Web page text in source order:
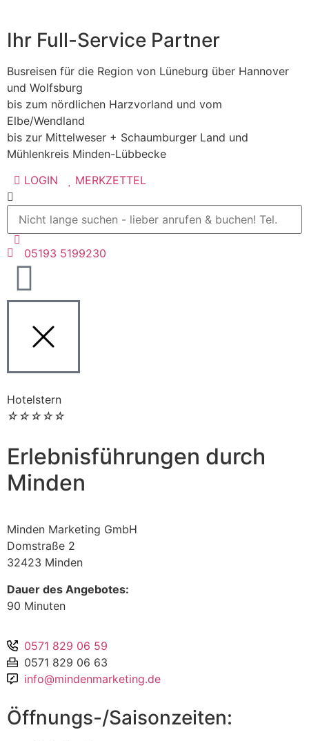
Ihr Full-Service Partner
Busreisen für die Region von Lüneburg über Hannover
und Wolfsburg
bis zum nördlichen Harzvorland und vom
Elbe/Wendland
bis zur Mittelweser + Schaumburger Land und
Mühlenkreis Minden-Lübbecke
LOGIN
MERKZETTEL
05193 5199230
Hotelstern
☆☆☆☆☆
Erlebnisführungen durch
Minden
Minden Marketing GmbH
Domstraße 2
32423 Minden
Dauer des Angebotes:
90 Minuten
0571 829 06 59
0571 829 06 63
info@mindenmarketing.de
Öffnungs-/Saisonzeiten: